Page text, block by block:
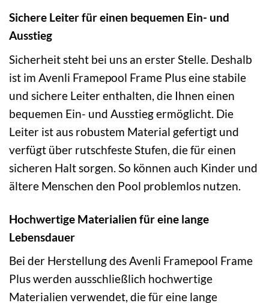
Sichere Leiter für einen bequemen Ein- und
Ausstieg
Sicherheit steht bei uns an erster Stelle. Deshalb
ist im Avenli Framepool Frame Plus eine stabile
und sichere Leiter enthalten, die Ihnen einen
bequemen Ein- und Ausstieg ermöglicht. Die
Leiter ist aus robustem Material gefertigt und
verfügt über rutschfeste Stufen, die für einen
sicheren Halt sorgen. So können auch Kinder und
ältere Menschen den Pool problemlos nutzen.
Hochwertige Materialien für eine lange
Lebensdauer
Bei der Herstellung des Avenli Framepool Frame
Plus werden ausschließlich hochwertige
Materialien verwendet, die für eine lange